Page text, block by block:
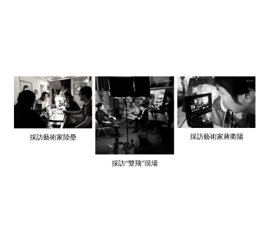
採訪藝術家陸壘
採訪“雙飛”現場
採訪藝術家蔣衢陽